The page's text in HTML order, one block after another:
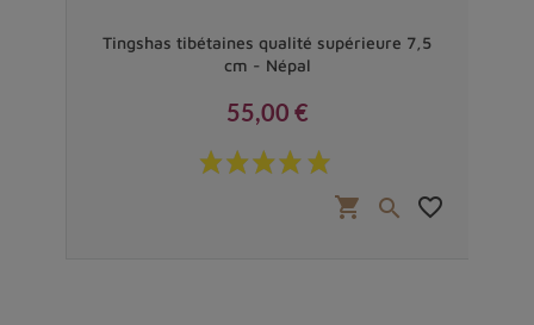
Tingshas tibétaines qualité supérieure 7,5
cm - Népal
Prix
55,00 €
shopping_cart  favorite_border